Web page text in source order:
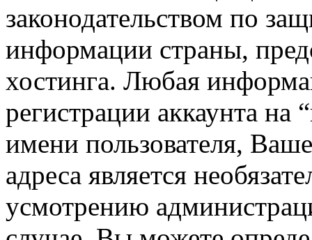
законодательством по
информации страны,
хостинга. Любая
регистрации аккаунта
имени пользователя,
адреса является
усмотрению